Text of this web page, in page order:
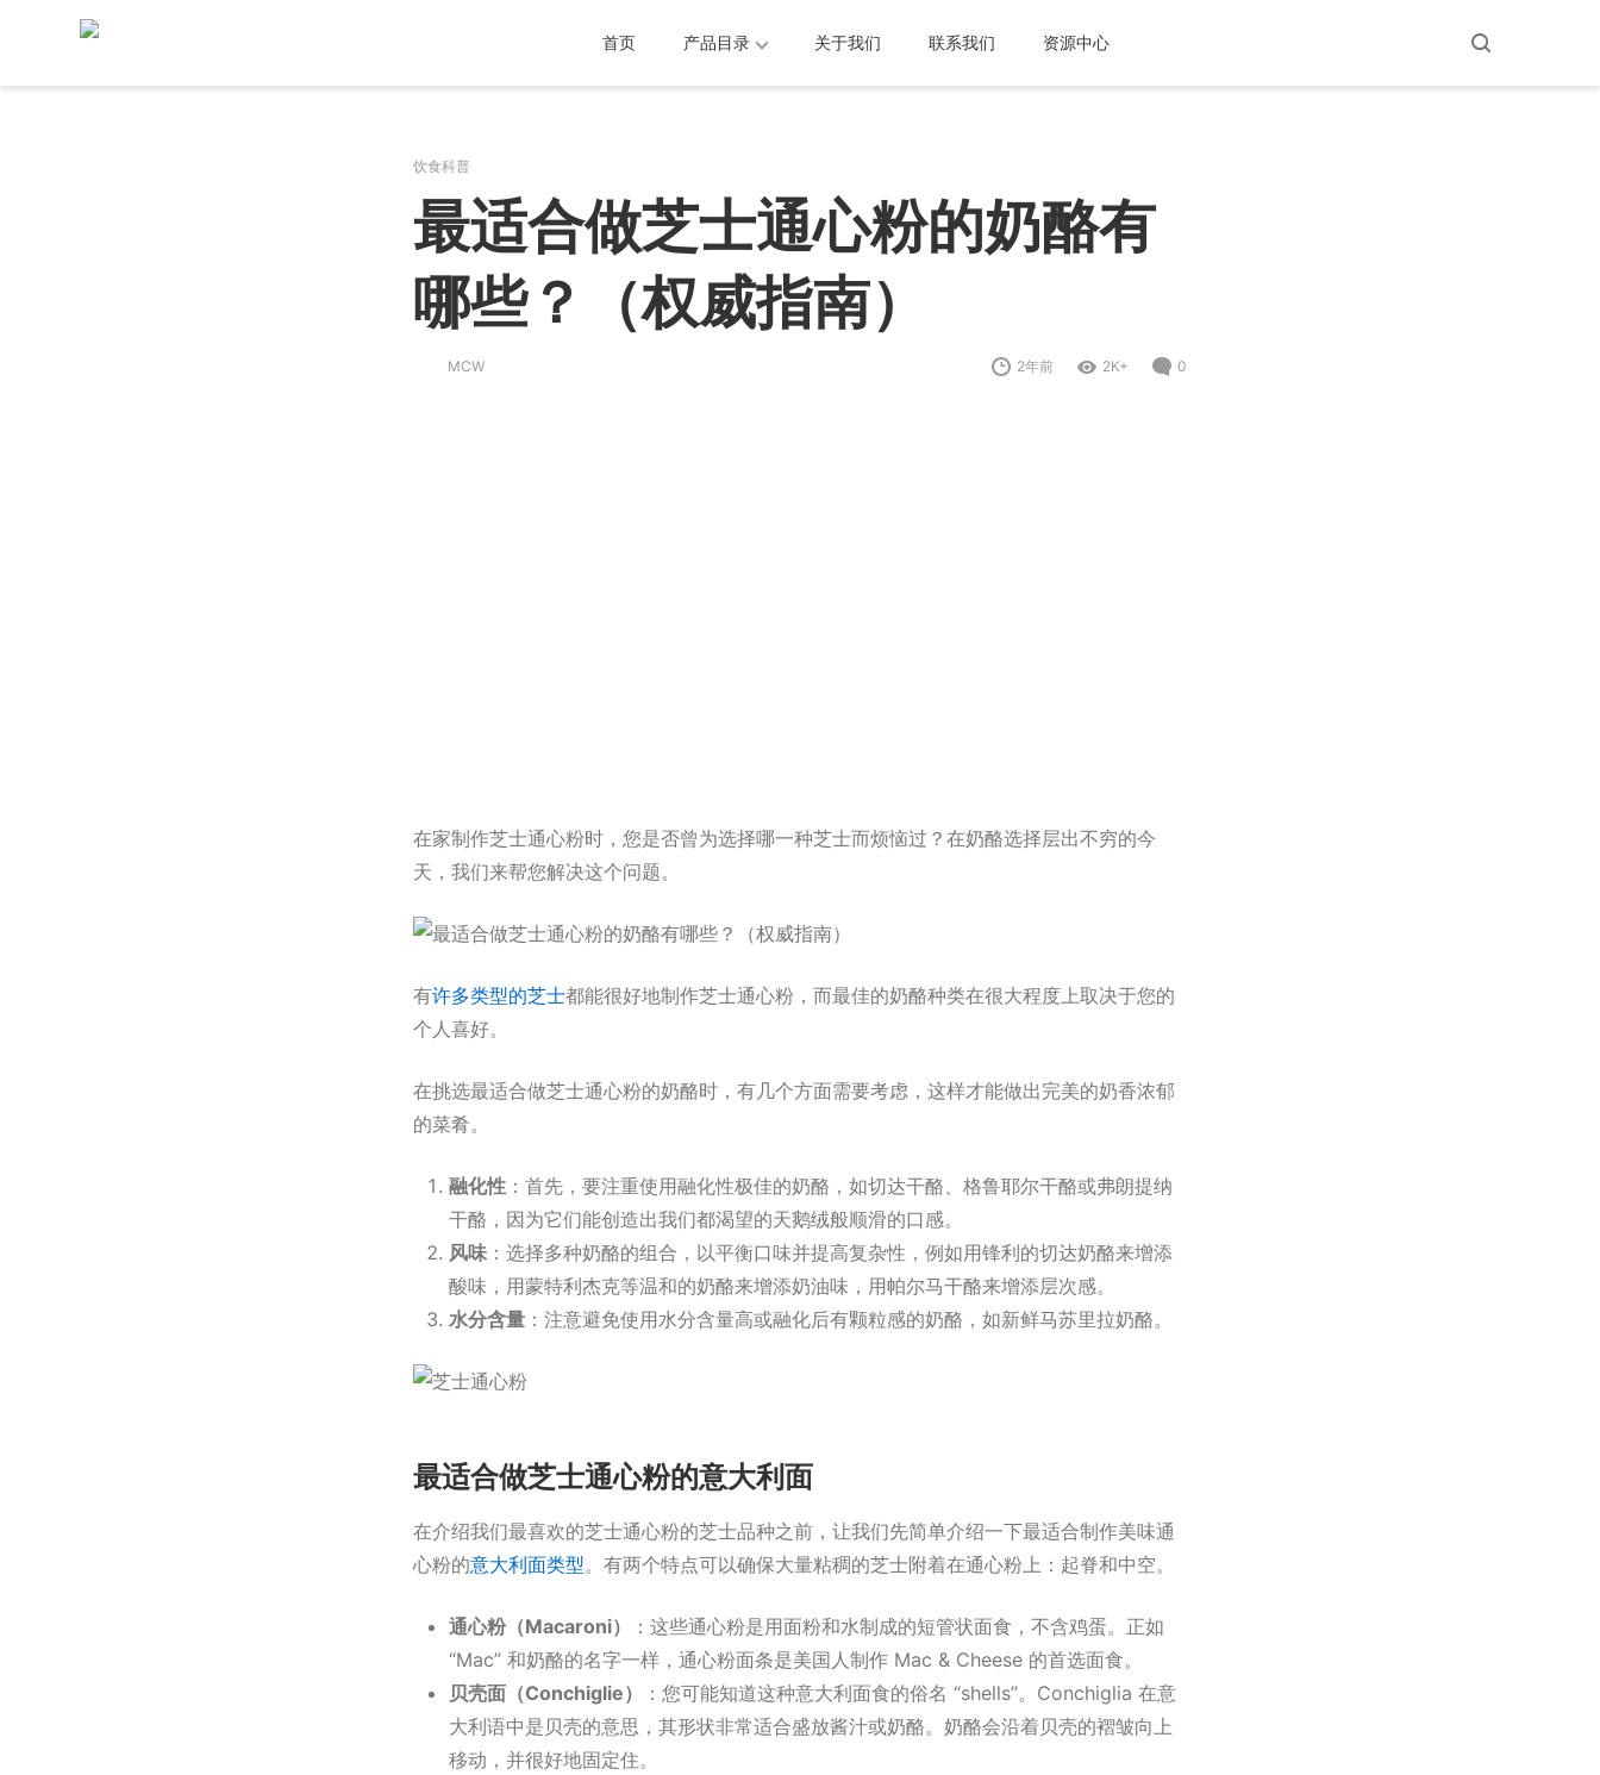
首页 产品目录 关于我们 联系我们 资源中心
饮食科普
最适合做芝士通心粉的奶酪有
哪些？（权威指南）
MCW 2年前 2K+ 0
在家制作芝士通心粉时，您是否曾为选择哪一种芝士而烦恼过？在奶酪选择层出不穷的今
天，我们来帮您解决这个问题。
有许多类型的芝士都能很好地制作芝士通心粉，而最佳的奶酪种类在很大程度上取决于您的
个人喜好。
在挑选最适合做芝士通心粉的奶酪时，有几个方面需要考虑，这样才能做出完美的奶香浓郁
的菜肴。
融化性 ：首先，要注重使用融化性极佳的奶酪，如切达干酪、格鲁耶尔干酪或弗朗提纳
干酪，因为它们能创造出我们都渴望的天鹅绒般顺滑的口感。
风味 ：选择多种奶酪的组合，以平衡口味并提高复杂性，例如用锋利的切达奶酪来增添
酸味，用蒙特利杰克等温和的奶酪来增添奶油味，用帕尔马干酪来增添层次感。
水分含量 ：注意避免使用水分含量高或融化后有颗粒感的奶酪，如新鲜马苏里拉奶酪。
最适合做芝士通心粉的意大利面
在介绍我们最喜欢的芝士通心粉的芝士品种之前，让我们先简单介绍一下最适合制作美味通
心粉的意大利面类型。有两个特点可以确保大量粘稠的芝士附着在通心粉上：起脊和中空。
通心粉（Macaroni）
：这些通心粉是用面粉和水制成的短管状面食，不含鸡蛋。正如
“Mac” 和奶酪的名字一样，通心粉面条是美国人制作 Mac & Cheese 的首选面食。
贝壳面（Conchiglie）
：您可能知道这种意大利面食的俗名 “shells”。Conchiglia 在意
大利语中是贝壳的意思，其形状非常适合盛放酱汁或奶酪。奶酪会沿着贝壳的褶皱向上
移动，并很好地固定住。